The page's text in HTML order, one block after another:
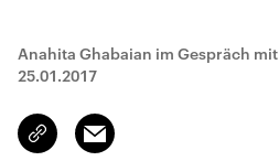
Anahita Ghabaian im Gespräch
25.01.2017
Link
kopieren/teilen
Email